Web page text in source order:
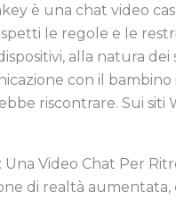
è una chat video
le regole e le
alla natura
con il
riscontrare. Sui siti
Una Video Chat Per
di realtà